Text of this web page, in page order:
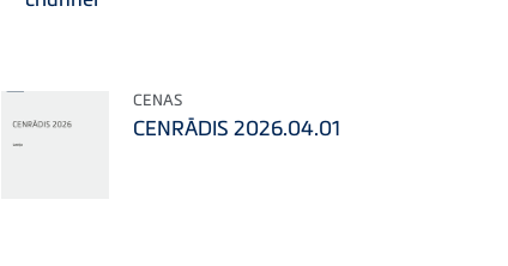
CENAS
CENRĀDIS 2026.04.01